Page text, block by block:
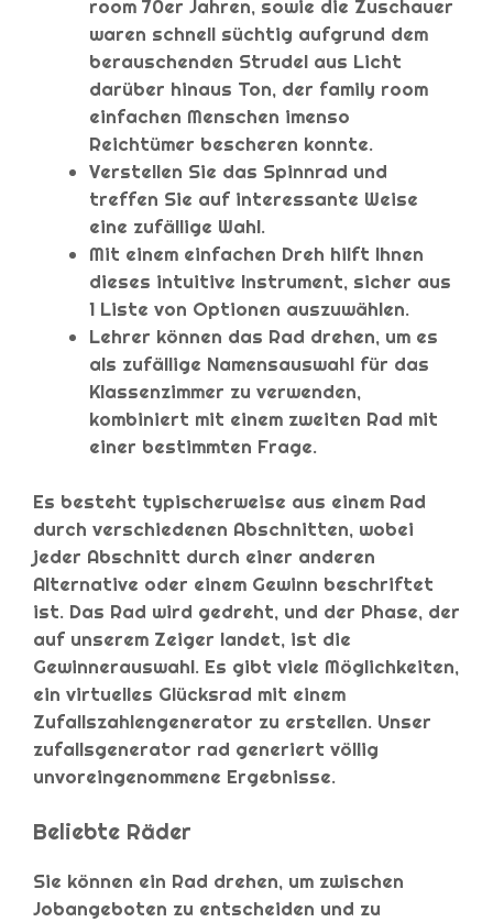
room 70er Jahren, sowie die Zuschauer
waren schnell süchtig aufgrund dem
berauschenden Strudel aus Licht
darüber hinaus Ton, der family room
einfachen Menschen imenso
Reichtümer bescheren konnte.
Verstellen Sie das Spinnrad und
treffen Sie auf interessante Weise
eine zufällige Wahl.
Mit einem einfachen Dreh hilft Ihnen
dieses intuitive Instrument, sicher aus
1 Liste von Optionen auszuwählen.
Lehrer können das Rad drehen, um es
als zufällige Namensauswahl für das
Klassenzimmer zu verwenden,
kombiniert mit einem zweiten Rad mit
einer bestimmten Frage.
Es besteht typischerweise aus einem Rad
durch verschiedenen Abschnitten, wobei
jeder Abschnitt durch einer anderen
Alternative oder einem Gewinn beschriftet
ist. Das Rad wird gedreht, und der Phase, der
auf unserem Zeiger landet, ist die
Gewinnerauswahl. Es gibt viele Möglichkeiten,
ein virtuelles Glücksrad mit einem
Zufallszahlengenerator zu erstellen. Unser
zufallsgenerator rad generiert völlig
unvoreingenommene Ergebnisse.
Beliebte Räder
Sie können ein Rad drehen, um zwischen
Jobangeboten zu entscheiden und zu